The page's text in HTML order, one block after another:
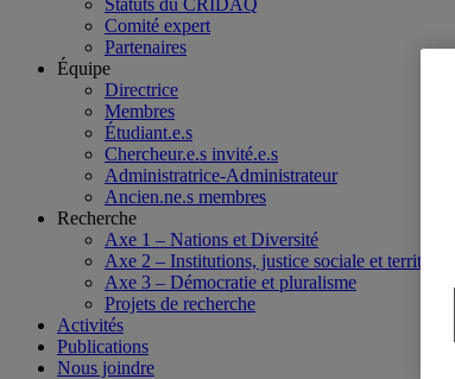
Statuts du CRIDAQ
Comité expert
Partenaires
Équipe
Directrice
Membres
Étudiant.e.s
Chercheur.e.s invité.e.s
Administratrice-Administrateur
Ancien.ne.s membres
Recherche
Axe 1 – Nations et Diversité
Axe 2 – Institutions, justice sociale et territoires
Axe 3 – Démocratie et pluralisme
Projets de recherche
Activités
Publications
Nous joindre